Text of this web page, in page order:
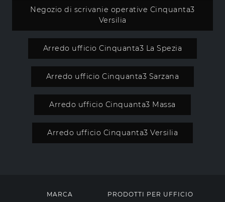
Negozio di scrivanie operative Cinquanta3
Versilia
Arredo ufficio Cinquanta3 La Spezia
Arredo ufficio Cinquanta3 Sarzana
Arredo ufficio Cinquanta3 Massa
Arredo ufficio Cinquanta3 Versilia
MARCA
PRODOTTI PER UFFICIO